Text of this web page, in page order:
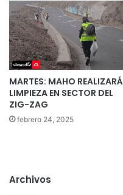
MARTES: MAHO REALIZARÁ
LIMPIEZA EN SECTOR DEL
ZIG-ZAG
febrero 24, 2025
Archivos